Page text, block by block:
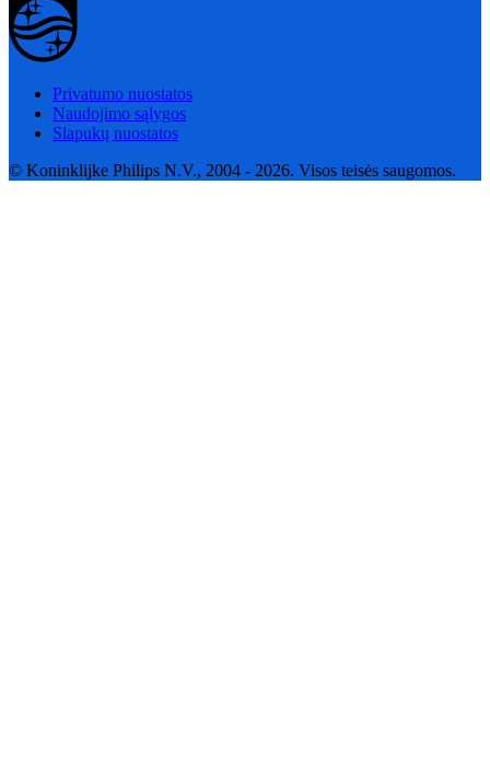
Privatumo nuostatos
Naudojimo sąlygos
Slapukų nuostatos
© Koninklijke Philips N.V., 2004 - 2026. Visos teisės saugomos.